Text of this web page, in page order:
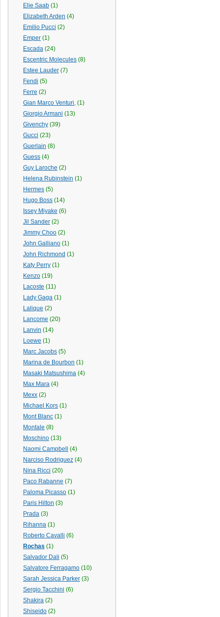
Elie Saab (1)
Elizabeth Arden (4)
Emilio Pucci (2)
Emper (1)
Escada (24)
Escentric Molecules (8)
Estee Lauder (7)
Fendi (5)
Ferre (2)
Gian Marco Venturi, (1)
Giorgio Armani (13)
Givenchy (39)
Gucci (23)
Guerlain (8)
Guess (4)
Guy Laroche (2)
Helena Rubinstein (1)
Hermes (5)
Hugo Boss (14)
Issey Miyake (6)
Jil Sander (2)
Jimmy Choo (2)
John Galliano (1)
John Richmond (1)
Katy Perry (1)
Kenzo (19)
Lacoste (11)
Lady Gaga (1)
Lalique (2)
Lancome (20)
Lanvin (14)
Loewe (1)
Marс Jacobs (5)
Marina de Bourbon (1)
Masaki Matsushima (4)
Max Mara (4)
Mexx (2)
Michael Kors (1)
Mont Blanc (1)
Montale (8)
Moschino (13)
Naomi Campbell
(4)
Narciso Rodriguez (4)
Nina Ricci (20)
Paco Rabanne (7)
Paloma Picasso (1)
Paris Hilton (3)
Prada (3)
Rihanna (1)
Roberto Cavalli (6)
Rochas (1)
Salvador Dali (5)
Salvatore Ferragamo (10)
Sarah Jessica Parker (3)
Sergio Tacchini (6)
Shakira (2)
Shiseido (2)